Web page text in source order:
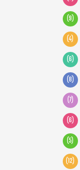
(9)
(4)
(6)
(8)
(7)
(6)
(5)
(12)